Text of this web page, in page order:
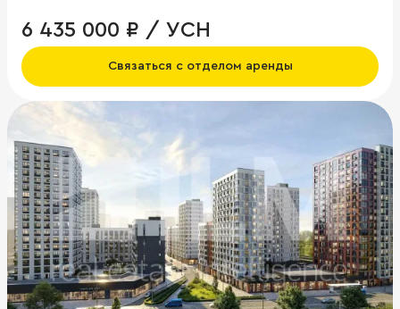
6 435 000 ₽ / УСН
Связаться с отделом аренды